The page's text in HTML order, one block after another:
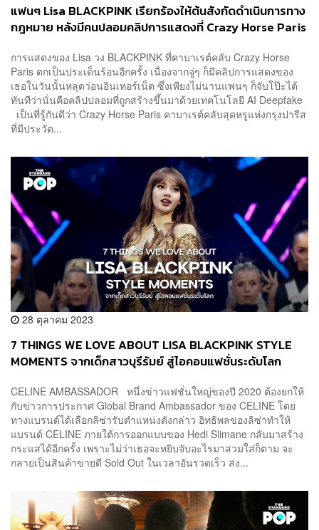
แฟนๆ Lisa BLACKPINK เรียกร้องให้ต้นสังกัดดำเนินการทาง
กฎหมาย หลังมีคนปลอมคลิปการแสดงที่ Crazy Horse Paris
การแสดงของ Lisa วง BLACKPINK ที่คาบาเรต์คลับ Crazy Horse
Paris ตกเป็นประเด็นร้อนอีกครั้ง เนื่องจากจู่ๆ ก็มีคลิปการแสดงของ
เธอในวันนั้นหลุดว่อนอินเทอร์เน็ต ซึ่งเพียงไม่นานแฟนๆ ก็จับโป๊ะได้
ทันทีว่านั่นคือคลิปปลอมที่ถูกสร้างขึ้นมาด้วยเทคโนโลยี AI Deepfake
เป็นที่รู้กันดีว่า Crazy Horse Paris คาบาเรต์คลับสุดหรูแห่งกรุงปารีส
ที่มีประวัต...
28 ตุลาคม 2023
7 THINGS WE LOVE ABOUT LISA BLACKPINK STYLE
MOMENTS จากเด็กสาวบุรีรัมย์ สู่ไอคอนแฟชั่นระดับโลก
CELINE AMBASSADOR หนึ่งข่าวแฟชั่นใหญ่ของปี 2020 ต้องยกให้
กับข่าวการประกาศ Global Brand Ambassador ของ CELINE โดย
ทางแบรนด์ได้เลือกลิซ่ารับตำแหน่งดังกล่าว อิทธิพลของลิซ่าทำให้
แบรนด์ CELINE ภายใต้การออกแบบของ Hedi Slimane กลับมาสร้าง
กระแสได้อีกครั้ง เพราะไม่ว่าเธอจะหยิบจับอะไรมาสวมใส่ก็ตาม จะ
กลายเป็นสินค้าขายดี Sold Out ในเวลาอันรวดเร็ว ส่ง...